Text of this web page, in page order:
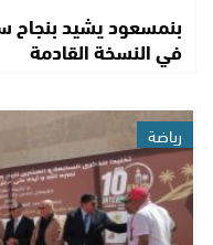
بنمسعود يشيد بنجاح
في النسخة القادمة
رياضة